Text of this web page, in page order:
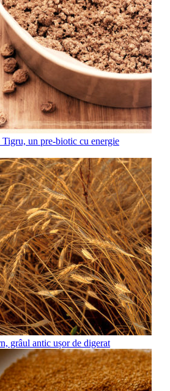
un pre-biotic cu energie
grâul antic ușor de digerat